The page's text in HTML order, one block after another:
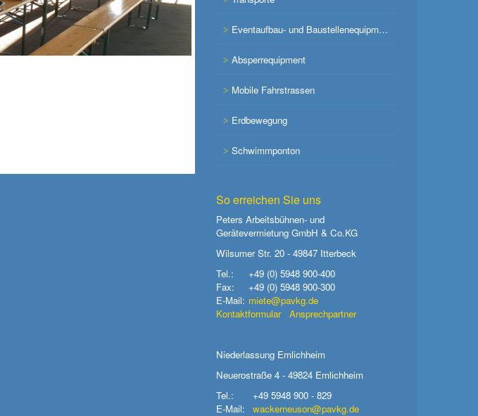
Eventaufbau- und Baustellenequipment
Absperrequipment
Mobile Fahrstrassen
Erdbewegung
Schwimmponton
So erreichen Sie uns
Peters Arbeitsbühnen- und
Gerätevermietung GmbH & Co.KG
Wilsumer Str. 20 - 49847 Itterbeck
Tel.:
+49 (0) 5948 900-400
Fax:
+49 (0) 5948 900-300
E-Mail: miete@pavkg.de
Kontaktformular
Ansprechpartner
Niederlassung Emlichheim
Neuerostraße 4 - 49824 Emlichheim
Tel.:
+49 5948 900 - 829
E-Mail:
wackerneuson@pavkg.de